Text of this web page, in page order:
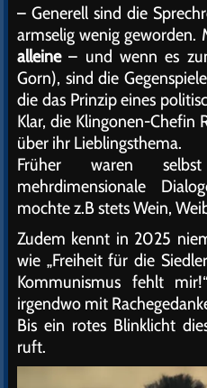
– Generell sind die
armselig wenig geworden.
alleine– und wenn es
Gorn), sind die
die das Prinzip eines
Klar, die Klingonen-Chefin
über ihr Lieblingsthema.
Früher waren
mehrdimensionale
mochte z.B stets Wein,
Zudem kennt in 2025
wie „Freiheit für die
Kommunismus fehlt
irgendwo mit
Bis ein rotes Blinklicht
ruft.